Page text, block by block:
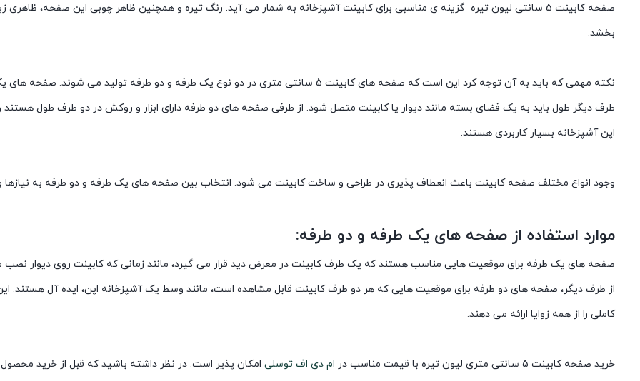
صفحه کابینت 5 سانتی لیون تیره گزینه ی مناسبی برای کابینت آشپزخانه به شمار می آید. رنگ تیره و همچنین ظاهر چوبی این صفحه،
بخشد.
نکته مهمی که باید به آن توجه کرد این است که صفحه های کابینت 5 سانتی متری در دو نوع یک طرفه و
طرف دیگر طول باید به یک فضای بسته مانند دیوار یا کابینت متصل شود. از طرفی صفحه های دو طرفه دارای ابزار و روکش در دو طرف طول هستند و
اپن آشپزخانه بسیار کاربردی هستند.
وجود انواع مختلف صفحه کابینت باعث انعطاف پذیری در طراحی و ساخت کابینت می شود. انتخاب بین صفحه های یک طرفه و دو طرفه به نیازها
موارد استفاده از صفحه های یک طرفه و دو طرفه:
صفحه های یک طرفه برای موقعیت هایی مناسب هستند که یک طرف کابینت در معرض دید قرار می گیرد، مانند زمانی که کابینت روی دیوار
از طرف دیگر، صفحه های دو طرفه برای موقعیت هایی که هر دو طرف کابینت قابل مشاهده است، مانند وسط یک آشپزخانه اپن، ایده آل هستند.
کاملی را از همه زوایا ارائه می دهند.
خرید صفحه کابینت 5 سانتی متری لیون تیره با قیمت مناسب در ام دی اف توسلی امکان پذیر است. در نظر داشته باشید که قبل از خرید